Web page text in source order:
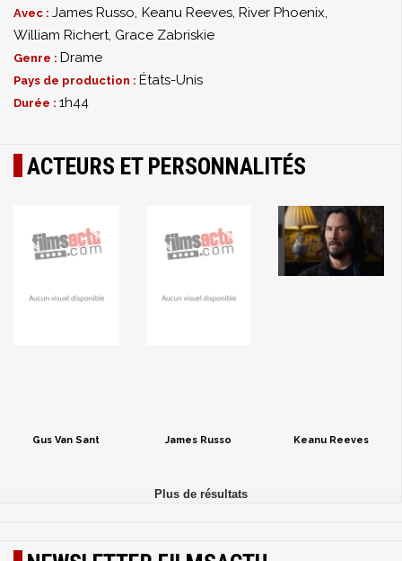
Avec :James Russo, Keanu Reeves, River Phoenix,
William Richert, Grace Zabriskie
Genre : Drame
Pays de production : États-Unis
Durée : 1h44
ACTEURS ET PERSONNALITÉS
Gus Van Sant James Russo Keanu Reeves